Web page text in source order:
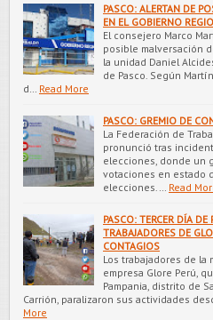
PASCO: ALERTAN DE
EN EL GOBIERNO
El consejero Marco
posible malversación
la unidad Daniel
de Pasco. Según
d…
Read More
PASCO: GREMIO DE
La Federación de
pronunció tras
elecciones, donde un
votaciones en estado
elecciones.…
Read
PASCO: TERCER DÍA
TRABAJADORES DE
CONTAGIOS
Los trabajadores de la
empresa Glore Perú,
Pampania, distrito de
Carrión, paralizaron sus actividades
More